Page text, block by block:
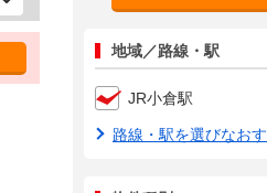
地域／路線・駅
JR小倉駅
路線・駅を選びなおす